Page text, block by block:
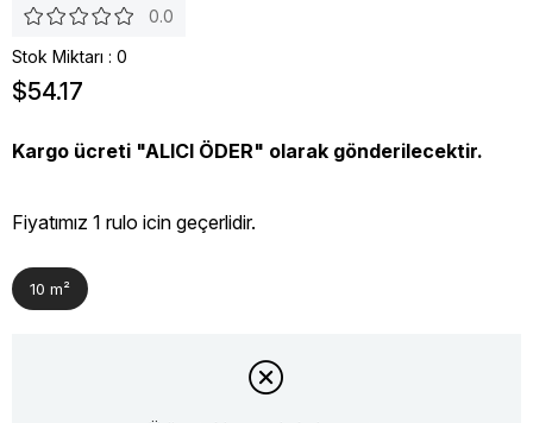
0.0
Stok Miktarı : 0
$54.17
Kargo ücreti "ALICI ÖDER" olarak gönderilecektir.
Fiyatımız 1 rulo icin geçerlidir.
10 m²